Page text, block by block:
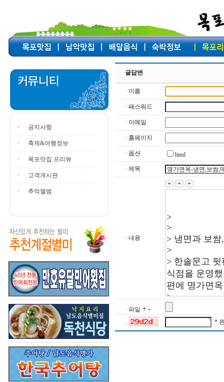
공지사항
축제&여행정보
목포맛집 프리뷰
고객게시판
추억앨범
글답변
· 이름
· 패스워드
· 이메일
· 홈페이지
· 옵션
html
· 제목
· 내용
· 파일 + -
· *